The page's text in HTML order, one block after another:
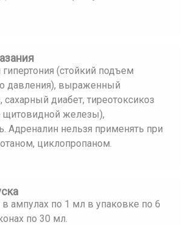
гипертония (стойкий подъем
давления), выраженный
сахарный диабет, тиреотоксикоз
щитовидной железы),
Адреналин нельзя применять при
циклопропаном.
в ампулах по 1 мл в упаковке по 6
по 30 мл.